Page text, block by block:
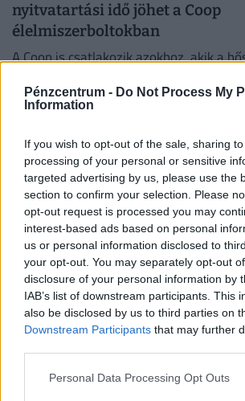
Pénzcentrum - Do Not Process My
Information
If you wish to opt-out of the sale, sharing
processing of your personal or sensitive
targeted advertising by us, please use the
section to confirm your selection. Please
opt-out request is processed you may
interest-based ads based on personal
us or personal information disclosed to
your opt-out. You may separately opt-out
disclosure of your personal information by
IAB’s list of downstream participants. This
also be disclosed by us to third parties on
Downstream Participants that may further
Personal Data Processing Opt Outs
nyitvatartási idő jöhet a Coop
élelmiszerboltokban
A Coop is csatlakozik azokhoz, akik a
energiatakarékossági intézkedéseket
Visszatér a legendás Lutra
kapható diszkont áron a
gyűjtőfüzet
Hamarosan ismét a boltok polcaira